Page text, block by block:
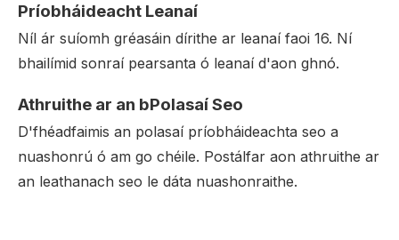
Príobháideacht Leanaí
Níl ár suíomh gréasáin dírithe ar leanaí faoi 16. Ní
bhailímid sonraí pearsanta ó leanaí d'aon ghnó.
Athruithe ar an bPolasaí Seo
D'fhéadfaimis an polasaí príobháideachta seo a
nuashonrú ó am go chéile. Postálfar aon athruithe ar
an leathanach seo le dáta nuashonraithe.